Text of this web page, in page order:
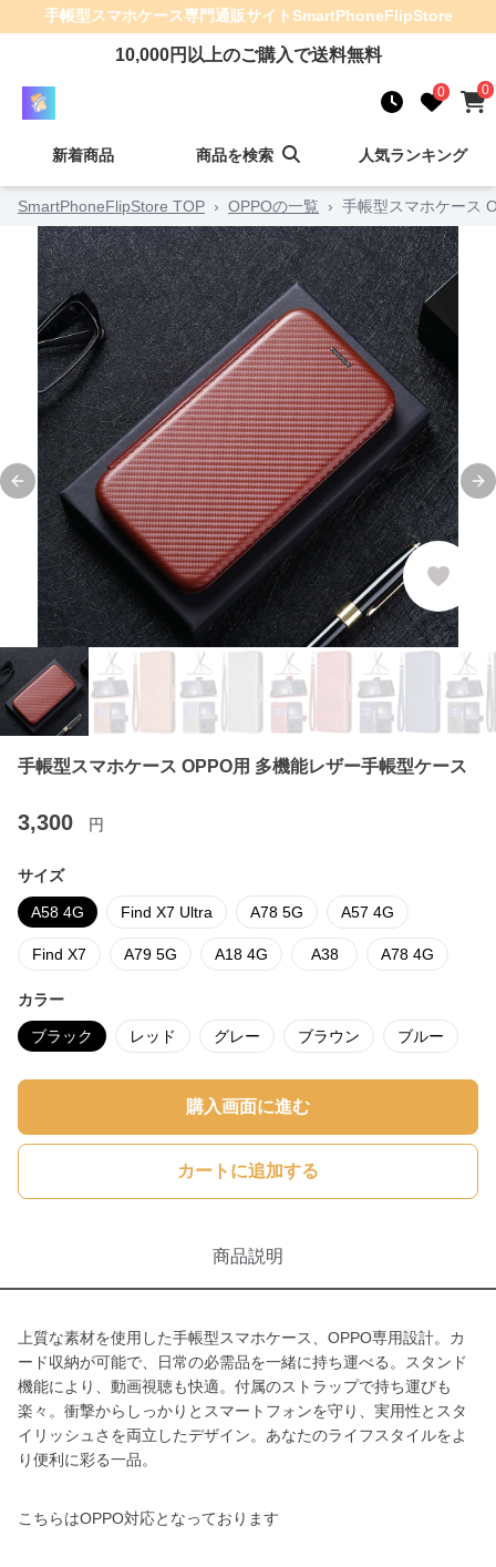
手帳型スマホケース専門通販サイトSmartPhoneFlipStore
10,000円以上のご購入で送料無料
0 0
新着商品 商品を検索 人気ランキング
SmartPhoneFlipStore TOP › OPPOの一覧 › 手帳型スマホケース
Previous slide
手帳型スマホケース OPPO用 多機能レザー手帳型ケース
3,300 円
サイズ
A58 4G Find X7 Ultra A78 5G A57 4G
Find X7 A79 5G A18 4G A38 A78 4G
カラー
ブラック レッド グレー ブラウン ブルー
購入画面に進む
カートに追加する
商品説明
上質な素材を使用した手帳型スマホケース、OPPO専用設計。カ
ード収納が可能で、日常の必需品を一緒に持ち運べる。スタンド
機能により、動画視聴も快適。付属のストラップで持ち運びも
楽々。衝撃からしっかりとスマートフォンを守り、実用性とスタ
イリッシュさを両立したデザイン。あなたのライフスタイルをよ
り便利に彩る一品。
こちらはOPPO対応となっております